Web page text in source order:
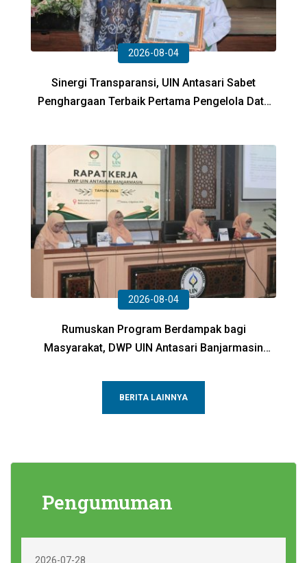
2026-08-04
Sinergi Transparansi, UIN Antasari Sabet
Penghargaan Terbaik Pertama Pengelola Data
2026-08-04
Rumuskan Program Berdampak bagi
Masyarakat, DWP UIN Antasari Banjarmasin
BERITA LAINNYA
Pengumuman
2026-07-28